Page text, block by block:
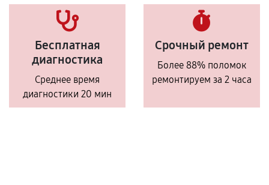
Бесплатная
диагностика
Среднее время
диагностики 20 мин
Срочный ремонт
Более 88% поломок
ремонтируем за 2 часа